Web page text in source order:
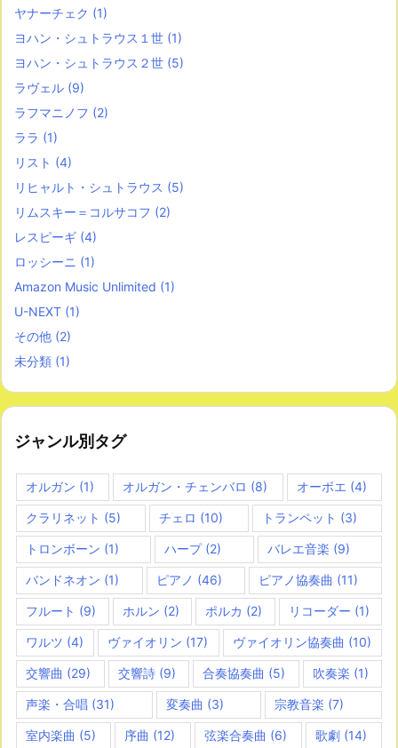
ヤナーチェク (1)
ヨハン・シュトラウス１世 (1)
ヨハン・シュトラウス２世 (5)
ラヴェル (9)
ラフマニノフ (2)
ララ (1)
リスト (4)
リヒャルト・シュトラウス (5)
リムスキー＝コルサコフ (2)
レスピーギ (4)
ロッシーニ (1)
Amazon Music Unlimited (1)
U-NEXT (1)
その他 (2)
未分類 (1)
ジャンル別タグ
オルガン (1) オルガン・チェンバロ (8) オーボエ (4)
クラリネット (5) チェロ (10) トランペット (3)
トロンボーン (1) ハープ(2) バレエ音楽 (9)
バンドネオン (1) ピアノ (46) ピアノ協奏曲 (11)
フルート (9) ホルン (2) ポルカ (2) リコーダー (1)
ワルツ (4) ヴァイオリン (17) ヴァイオリン協奏曲 (10)
交響曲 (29) 交響詩(9) 合奏協奏曲 (5) 吹奏楽 (1)
声楽・合唱 (31) 変奏曲 (3) 宗教音楽 (7)
室内楽曲 (5) 序曲 (12) 弦楽合奏曲 (6) 歌劇(14)